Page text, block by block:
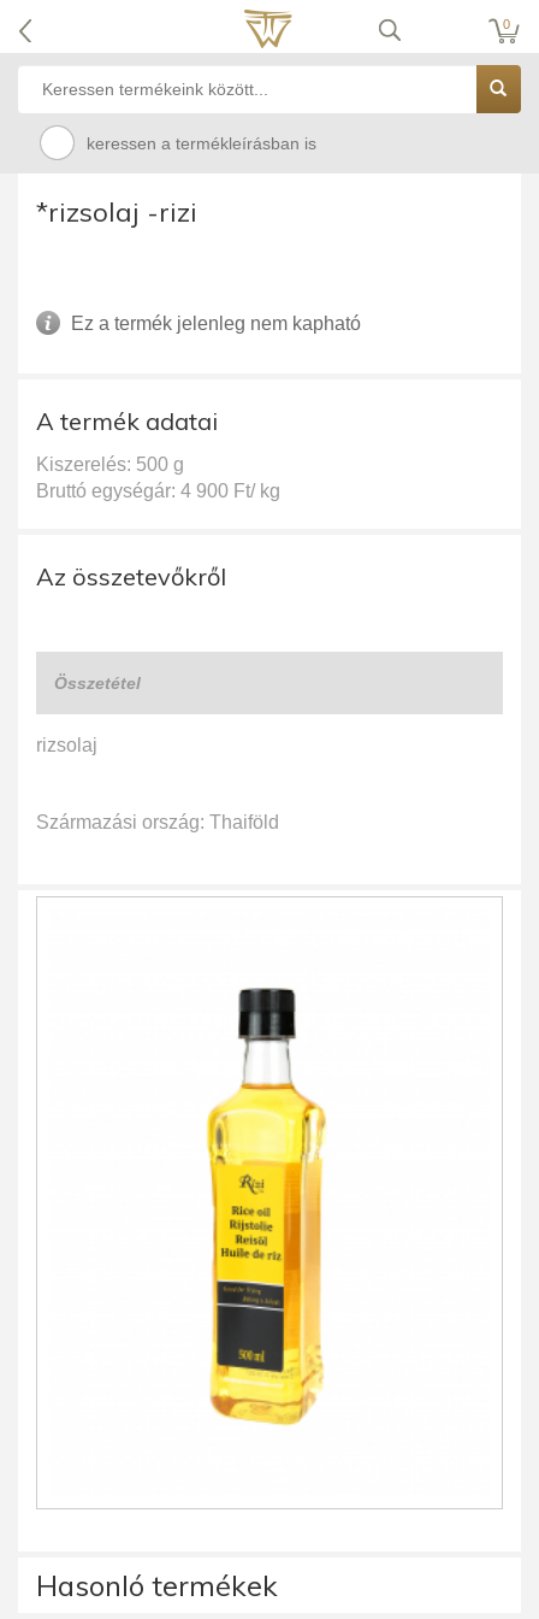
0
keressen a termékleírásban is
*rizsolaj -rizi
Ez a termék jelenleg nem kapható
A termék adatai
Kiszerelés: 500 g
Bruttó egységár: 4 900 Ft/ kg
Az összetevőkről
Összetétel
rizsolaj
Származási ország: Thaiföld
Hasonló termékek